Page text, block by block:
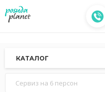
КАТАЛОГ
Сервиз на 6 персон